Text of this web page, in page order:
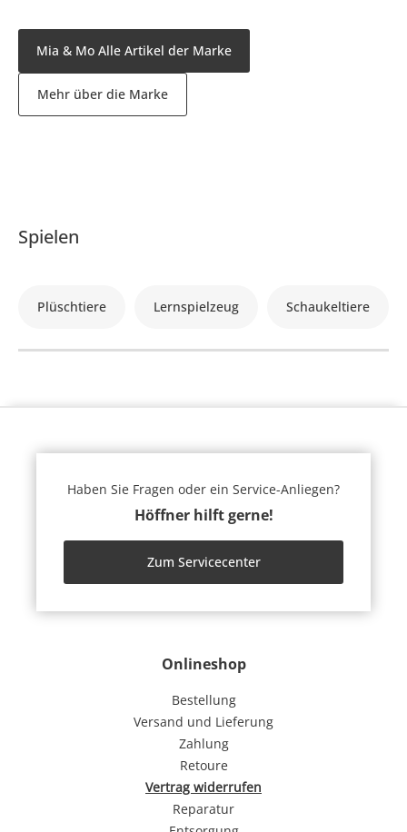
Mia & Mo Alle Artikel der Marke
Mehr über die Marke
Spielen
Plüschtiere Lernspielzeug Schaukeltiere
Onlineshop
Bestellung
Versand und Lieferung
Zahlung
Retoure
Vertrag widerrufen
Reparatur
Haben Sie Fragen oder ein Service-Anliegen?
Höffner hilft gerne!
Zum Servicecenter